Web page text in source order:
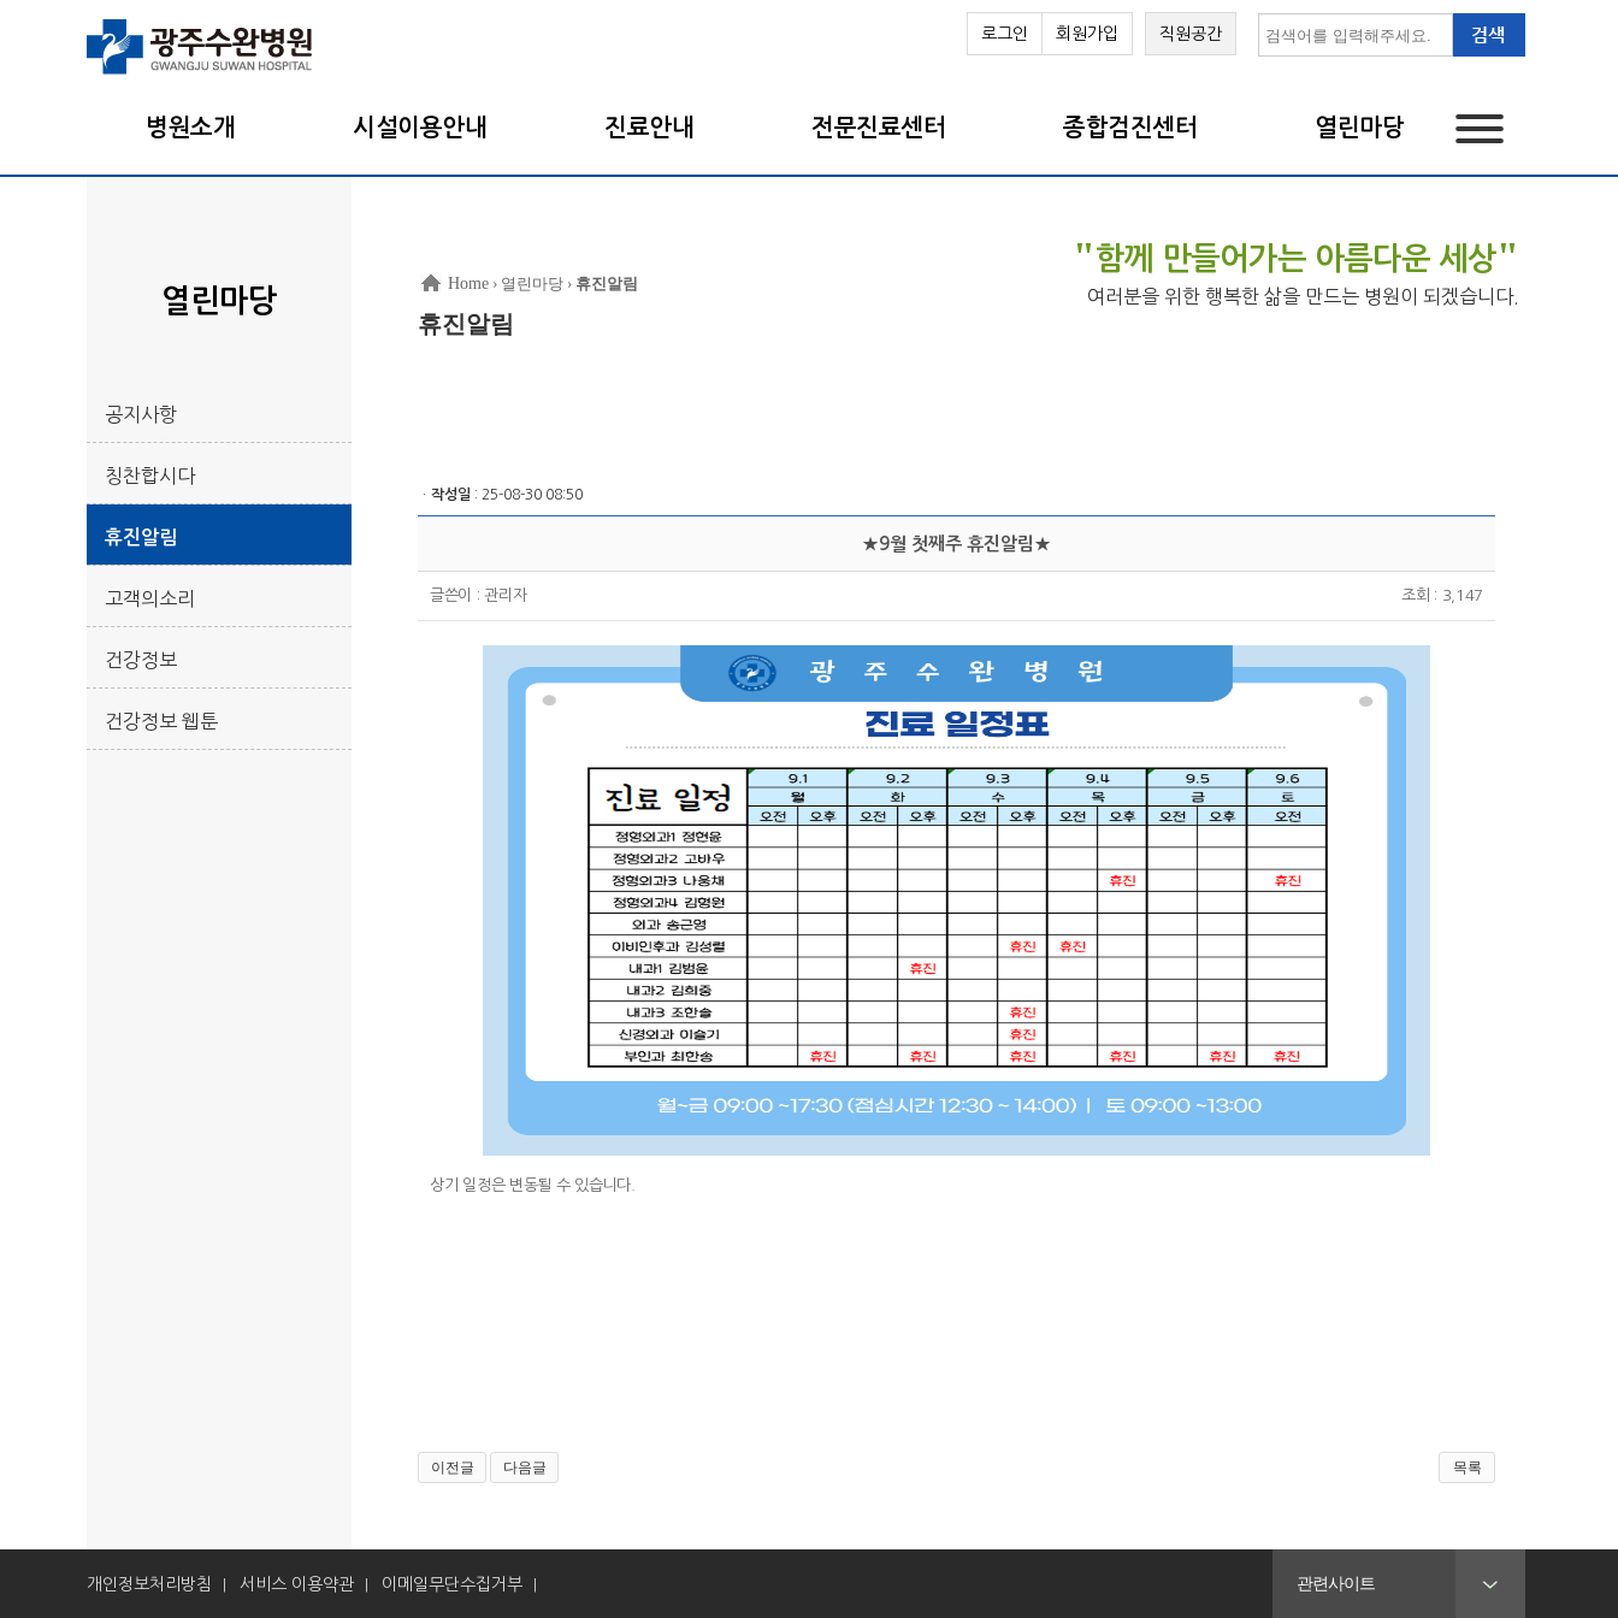
로그인 회원가입 직원공간
병원소개 시설이용안내 진료안내 전문진료센터 종합검진센터 열린마당
열린마당
공지사항
칭찬합시다
휴진알림
고객의소리
건강정보
건강정보 웹툰
"함께 만들어가는 아름다운 세상"
여러분을 위한 행복한 삶을 만드는 병원이 되겠습니다.
Home › 열린마당 › 휴진알림
휴진알림
ㆍ 작성일 : 25-08-30 08:50
★9월 첫째주 휴진알림★
글쓴이 :관리자 조회 : 3,147
상기 일정은 변동될 수 있습니다.
이전글 다음글 목록
개인정보처리방침 서비스 이용약관 이메일무단수집거부 관련사이트